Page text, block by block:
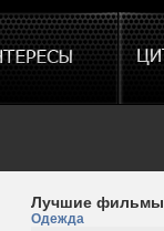
Лучшие фильмы
Одежда